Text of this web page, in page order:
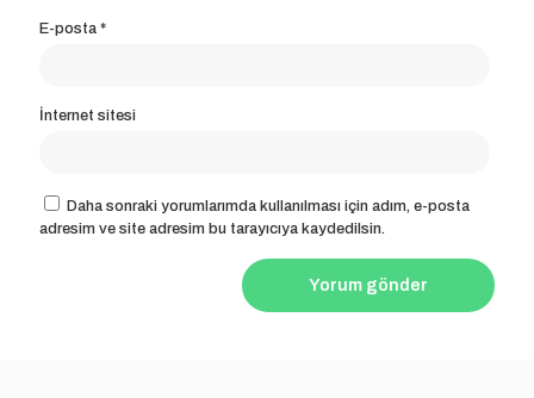
E-posta *
İnternet sitesi
Daha sonraki yorumlarımda kullanılması için adım, e-posta
adresim ve site adresim bu tarayıcıya kaydedilsin.